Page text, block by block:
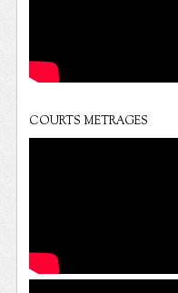
COURTS METRAGES